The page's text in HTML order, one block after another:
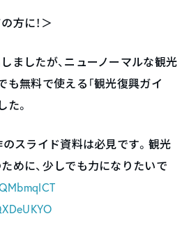
方に！＞
ましたが、ニューノーマルな観光
も無料で使える「観光復興ガイ
た。
スライド資料は必見です。観光
めに、少しでも力になりたいで